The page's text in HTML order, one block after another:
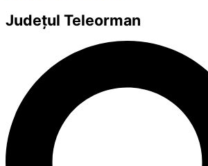
Județul Teleorman